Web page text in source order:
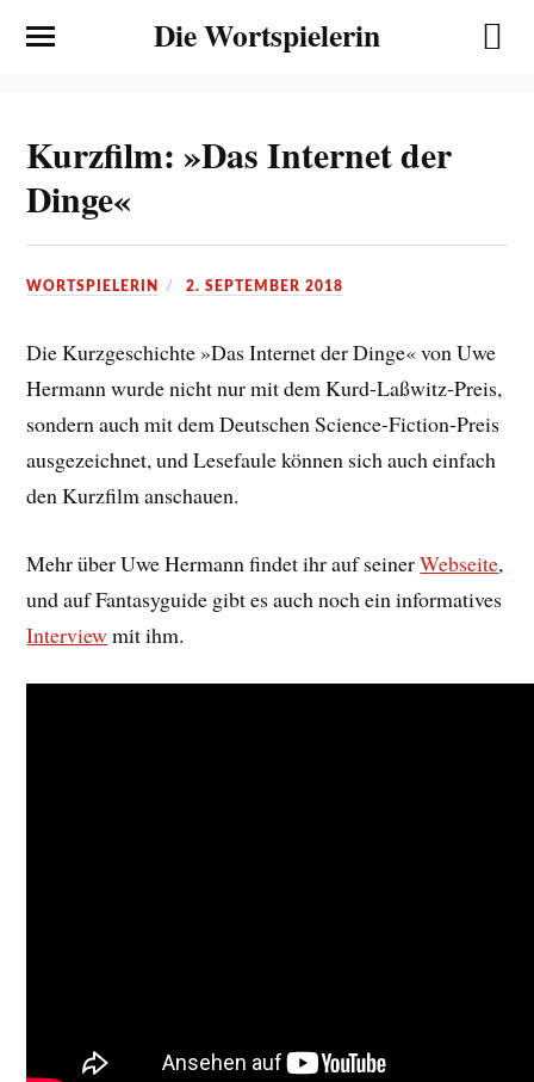
Die Wortspielerin
Kurzfilm: »Das Internet der
Dinge«
WORTSPIELERIN 2. SEPTEMBER 2018
Die Kurzgeschichte »Das Internet der Dinge« von Uwe
Hermann wurde nicht nur mit dem Kurd-Laßwitz-Preis,
sondern auch mit dem Deutschen Science-Fiction-Preis
ausgezeichnet, und Lesefaule können sich auch einfach
den Kurzfilm anschauen.
Mehr über Uwe Hermann findet ihr auf seinerWebseite,
und auf Fantasyguide gibt es auch noch ein informatives
Interviewmit ihm.